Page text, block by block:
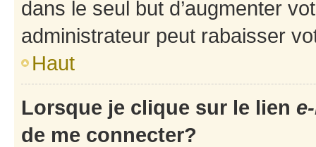
dans le seul but d’augmenter
administrateur peut rabaisser
Haut
Lorsque je clique sur le lien
de me connecter?